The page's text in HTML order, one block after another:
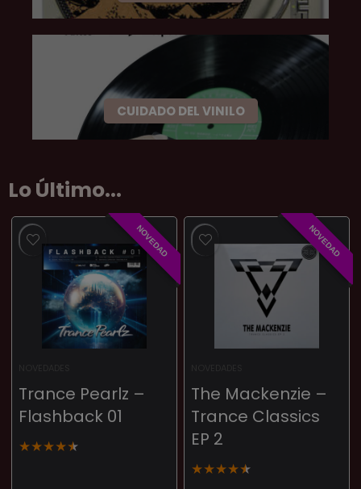
CUIDADO DEL VINILO
Lo Último...
NOVEDAD
Trance Pearlz –
Flashback 01
★★★★★
NOVEDAD
The Mackenzie –
Trance Classics
EP 2
★★★★★